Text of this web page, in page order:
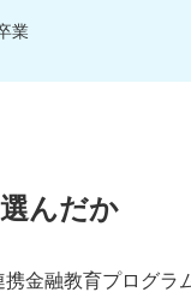
業
んだか
金融教育プログラ